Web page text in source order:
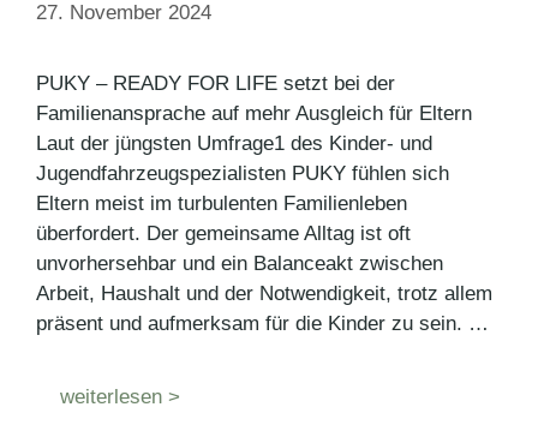
27. November 2024
PUKY – READY FOR LIFE setzt bei der
Familienansprache auf mehr Ausgleich für Eltern
Laut der jüngsten Umfrage1 des Kinder- und
Jugendfahrzeugspezialisten PUKY fühlen sich
Eltern meist im turbulenten Familienleben
überfordert. Der gemeinsame Alltag ist oft
unvorhersehbar und ein Balanceakt zwischen
Arbeit, Haushalt und der Notwendigkeit, trotz allem
präsent und aufmerksam für die Kinder zu sein. …
weiterlesen >